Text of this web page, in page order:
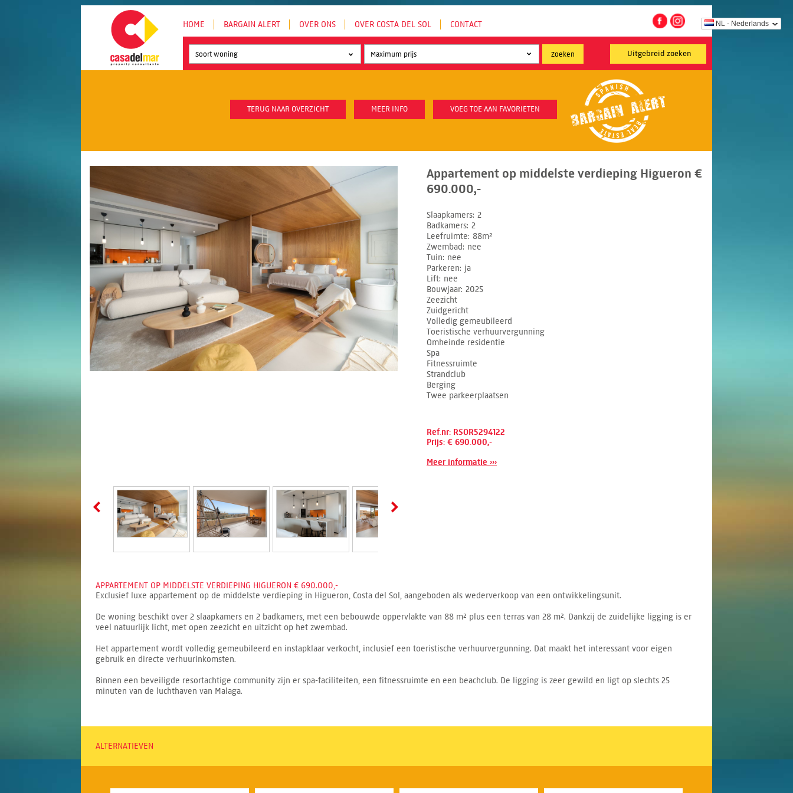
NL - Nederlands
HOME BARGAIN ALERT OVER ONS OVER COSTA DEL SOL CONTACT
Uitgebreid zoeken
Soort woning
TERUG NAAR OVERZICHT MEER INFO VOEG TOE AAN FAVORIETEN
Appartement op middelste verdieping Higueron €
690.000,-
Slaapkamers 2
Badkamers 2
Leefruimte 88m²
Zwembad
nee
Tuin nee
Parkeren ja
Lift nee
Bouwjaar 2025
Zeezicht
Zuidgericht
Volledig gemeubileerd
Toeristische verhuurvergunning
Omheinde residentie
Spa
Fitnessruimte
Strandclub
Berging
Twee parkeerplaatsen
Ref.nr: RSOR5294122
Prijs: € 690.000,-
Meer informatie ›››
APPARTEMENT OP MIDDELSTE VERDIEPING HIGUERON € 690.000,-
Exclusief luxe appartement op de middelste verdieping in Higueron, Costa del Sol, aangeboden als wederverkoop van een ontwikkelingsunit.
De woning beschikt over 2 slaapkamers en 2 badkamers, met een bebouwde oppervlakte van 88 m² plus een terras van 28 m². Dankzij de zuidelijke ligging is er
veel natuurlijk licht, met open zeezicht en uitzicht op het zwembad.
Het appartement wordt volledig gemeubileerd en instapklaar verkocht, inclusief een toeristische verhuurvergunning. Dat maakt het interessant voor eigen
gebruik en directe verhuurinkomsten.
Binnen een beveiligde resortachtige community zijn er spa-faciliteiten, een fitnessruimte en een beachclub. De ligging is zeer gewild en ligt op slechts 25
minuten van de luchthaven van Malaga.
ALTERNATIEVEN